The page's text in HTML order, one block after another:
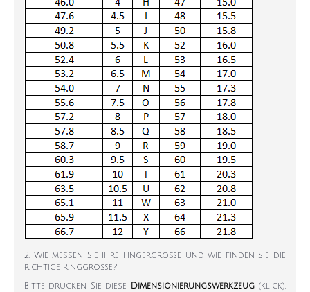
2. Wie messen Sie Ihre Fingergröße und wie finden Sie die
richtige Ringgröße?
Bitte drucken Sie diese Dimensionierungswerkzeug (klick).